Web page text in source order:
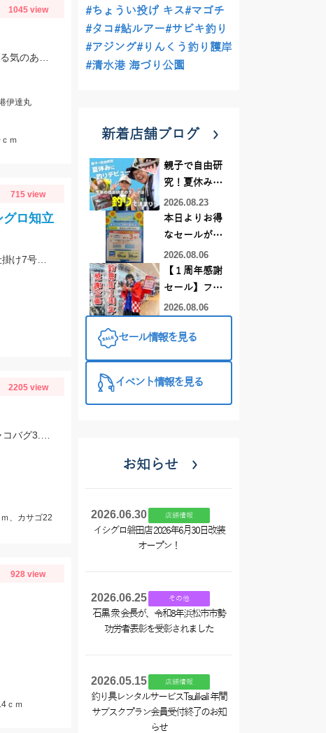
1045 view
伊達丸
ｍ
715 view
ロ知立
2205 view
、カサゴ22
928 view
ｃｍ
#ちょうい投げ キス#マゴチ
#タコ#鮎ルアー#サビキ釣り
#アジング#りんくう釣り護岸
#清水港 海づり公園
新着店舗ブログ
親子で自由研
究！夏休みに
釣りデビュー
2026.08.23
本日よりお得
なセールがス
タート!!
2026.08.06
【１周年感謝
セール】フレ
スポ鈴鹿店！
ールをご紹介
2026.08.06
セール情報を見る
イベント情報を見る
お知らせ
2026.06.30 店舗情報
イシグロ磐田店 2026年6月30日改装
オープン！
2026.06.25 その他
石黒 衆 会長が、令和8年浜松市市勢
功労者表彰を受彰されました
2026.05.15 店舗情報
釣り具レンタルサービスTsulikali 年間
サブスクプラン会員受付終了のお知
らせ